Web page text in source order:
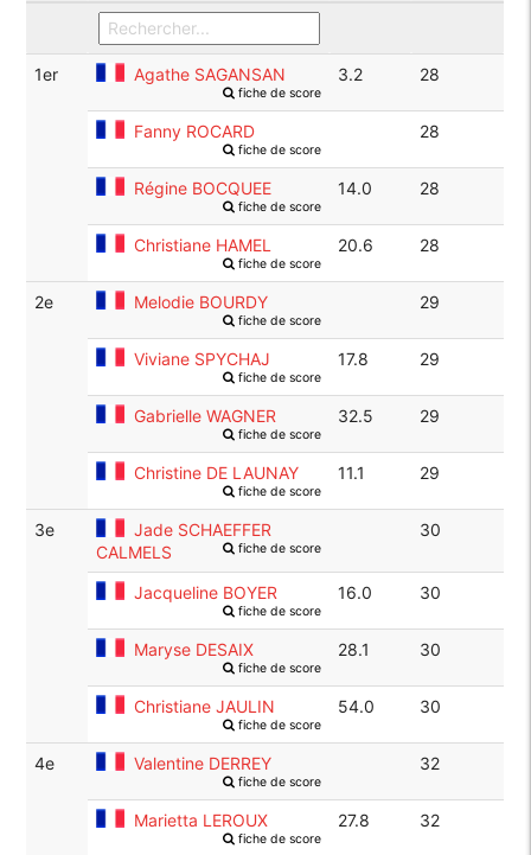
1er Agathe SAGANSAN
fiche de score
3.2 28
Fanny ROCARD
fiche de score
28
Régine BOCQUEE
fiche de score
14.0 28
Christiane HAMEL
fiche de score
20.6 28
2e Melodie BOURDY
fiche de score
29
Viviane SPYCHAJ
fiche de score
17.8 29
Gabrielle WAGNER
fiche de score
32.5 29
Christine DE LAUNAY
fiche de score
11.1 29
3e
Jade SCHAEFFER
CALMELS
fiche de score
30
Jacqueline BOYER
fiche de score
16.0 30
Maryse DESAIX
fiche de score
28.1 30
Christiane JAULIN
fiche de score
54.0 30
4e Valentine DERREY
fiche de score
32
Marietta LEROUX
fiche de score
27.8 32